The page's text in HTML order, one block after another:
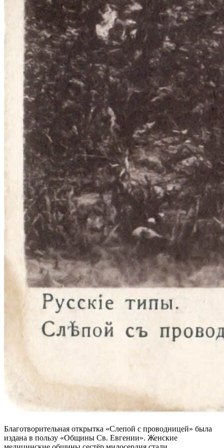
Благотворительная открытка «Слепой с проводницей» была
издана в пользу «Общины Св. Евгении». Женские